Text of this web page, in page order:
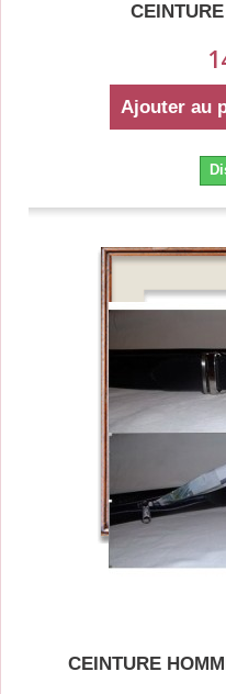
Ajouter au
CEINTURE